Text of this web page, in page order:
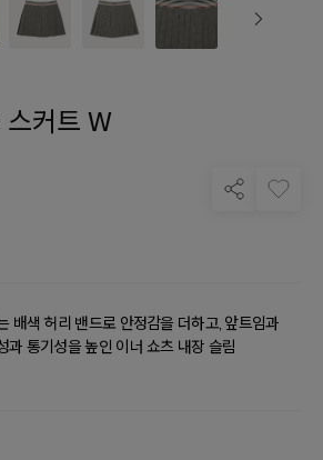
스커트 W
배색 허리 밴드로 안정감을 더하고, 앞트임과
과 통기성을 높인 이너 쇼츠 내장 슬림